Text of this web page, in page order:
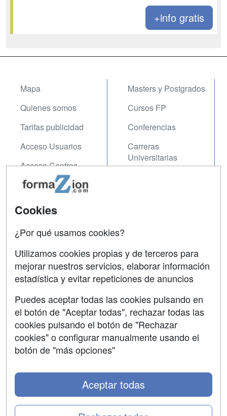
+info gratis
Mapa
Quienes somos
Tarifas publicidad
Acceso Usuarios
Acceso Centros
Masters y Postgrados
Cursos FP
Conferencias
Carreras
Universitarias
Contactar
Copyleft
Grupo formazion:
Cookies
¿Por qué usamos cookies?
Utilizamos cookies propias y de terceros para
mejorar nuestros servicios, elaborar información
estadística y evitar repeticiones de anuncios
Puedes aceptar todas las cookies pulsando en
el botón de "Aceptar todas", rechazar todas las
cookies pulsando el botón de "Rechazar
cookies" o configurar manualmente usando el
botón de "más opciones"
Aceptar todas